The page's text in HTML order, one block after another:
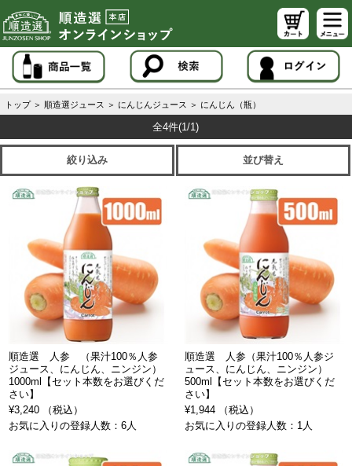
トップ ＞ 順造選ジュース ＞ にんじんジュース ＞ にんじん（瓶）
全4件(1/1)
絞り込み 並び替え
順造選 人参 （果汁100％人参
ジュース、にんじん、ニンジン）
1000ml【セット本数をお選びくだ
さい】
¥3,240 （税込）
お気に入りの登録人数：6人
順造選 人参（果汁100％人参ジ
ュース、にんじん、ニンジン）
500ml【セット本数をお選びくだ
さい】
¥1,944 （税込）
お気に入りの登録人数：1人